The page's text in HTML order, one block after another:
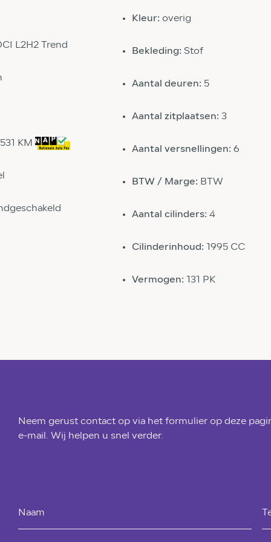
L2H2 Trend
KM
Kleur: overig
Bekleding: Stof
Aantal deuren: 5
Aantal zitplaatsen: 3
Aantal versnellingen: 6
BTW / Marge: BTW
Aantal cilinders: 4
Cilinderinhoud: 1995 CC
Vermogen: 131 PK
Neem gerust contact op via het formulier op deze
e-mail. Wij helpen u snel verder.
Naam